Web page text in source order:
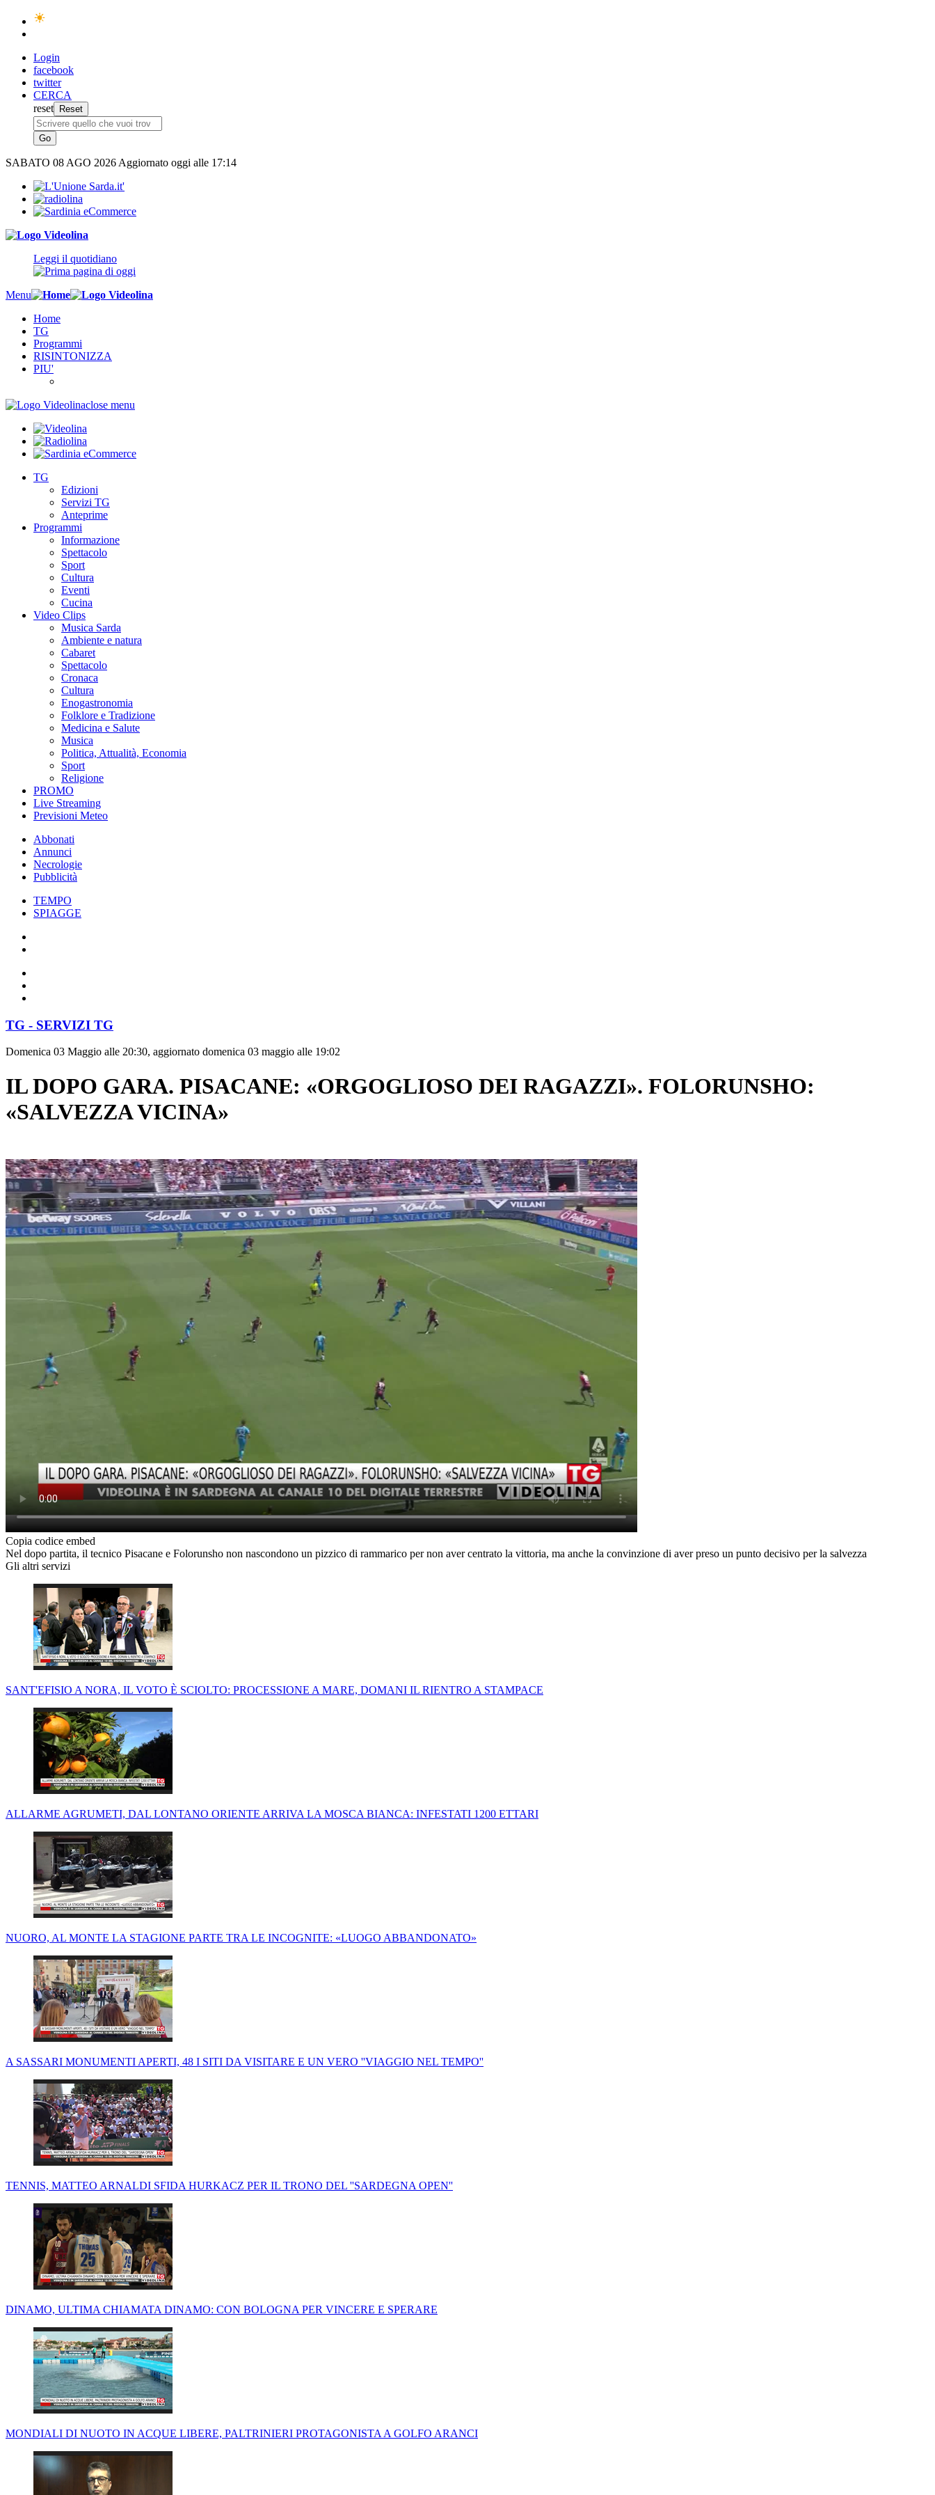
Login
facebook
twitter
CERCA
reset
SABATO 08 AGO 2026 Aggiornato oggi alle 17:14
Leggi il quotidiano
Menu
Home
TG
Programmi
RISINTONIZZA
PIU'
close menu
TG
Edizioni
Servizi TG
Anteprime
Programmi
Informazione
Spettacolo
Sport
Cultura
Eventi
Cucina
Video Clips
Musica Sarda
Ambiente e natura
Cabaret
Spettacolo
Cronaca
Cultura
Enogastronomia
Folklore e Tradizione
Medicina e Salute
Musica
Politica, Attualità, Economia
Sport
Religione
PROMO
Live Streaming
Previsioni Meteo
Abbonati
Annunci
Necrologie
Pubblicità
TEMPO
SPIAGGE
TG - SERVIZI TG
Domenica 03 Maggio alle 20:30, aggiornato domenica 03 maggio alle 19:02
IL DOPO GARA. PISACANE: «ORGOGLIOSO DEI RAGAZZI». FOLORUNSHO:
«SALVEZZA VICINA»
Copia codice embed
Nel dopo partita, il tecnico Pisacane e Folorunsho non nascondono un pizzico di rammarico per non aver centrato la vittoria, ma anche la convinzione di aver preso un punto decisivo per la salvezza
Gli altri servizi
SANT'EFISIO A NORA, IL VOTO È SCIOLTO: PROCESSIONE A MARE, DOMANI IL RIENTRO A STAMPACE
ALLARME AGRUMETI, DAL LONTANO ORIENTE ARRIVA LA MOSCA BIANCA: INFESTATI 1200 ETTARI
NUORO, AL MONTE LA STAGIONE PARTE TRA LE INCOGNITE: «LUOGO ABBANDONATO»
A SASSARI MONUMENTI APERTI, 48 I SITI DA VISITARE E UN VERO ''VIAGGIO NEL TEMPO''
TENNIS, MATTEO ARNALDI SFIDA HURKACZ PER IL TRONO DEL ''SARDEGNA OPEN''
DINAMO, ULTIMA CHIAMATA DINAMO: CON BOLOGNA PER VINCERE E SPERARE
MONDIALI DI NUOTO IN ACQUE LIBERE, PALTRINIERI PROTAGONISTA A GOLFO ARANCI